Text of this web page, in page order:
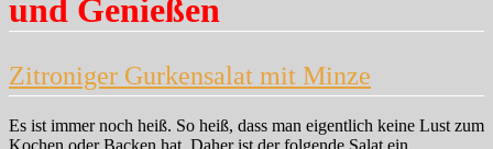
und Genießen
Zitroniger Gurkensalat mit Minze
Es ist immer noch heiß. So heiß, dass man eigentlich keine Lust zum
Kochen oder Backen hat. Daher ist der folgende Salat ein